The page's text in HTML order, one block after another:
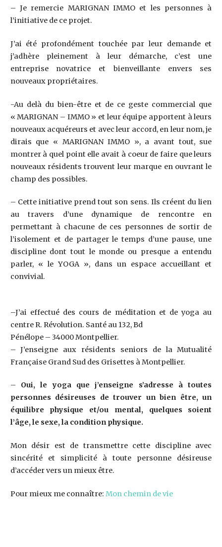
– Je remercie MARIGNAN IMMO et les personnes à
l’initiative de ce projet.
J’ai été profondément touchée par leur demande et
j’adhère pleinement à leur démarche, c’est une
entreprise novatrice et bienveillante envers ses
nouveaux propriétaires.
-Au delà du bien-être et de ce geste commercial que
« MARIGNAN – IMMO » et leur équipe apportent à leurs
nouveaux acquéreurs et avec leur accord, en leur nom, je
dirais que « MARIGNAN IMMO », a avant tout, sue
montrer à quel point elle avait à coeur de faire que leurs
nouveaux résidents trouvent leur marque en ouvrant le
champ des possibles.
– Cette initiative prend tout son sens. Ils créent du lien
au travers d’une dynamique de rencontre en
permettant à chacune de ces personnes de sortir de
l’isolement et de partager le temps d’une pause, une
discipline dont tout le monde ou presque a entendu
parler, « le YOGA », dans un espace accueillant et
convivial.
–J’ai effectué des cours de méditation et de yoga au
centre R. Révolution. Santé au 132, Bd
Pénélope – 34000 Montpellier.
– J’enseigne aux résidents seniors de la Mutualité
Française Grand Sud des Grisettes à Montpellier.
– Oui, le yoga que j’enseigne s’adresse à toutes
personnes désireuses de trouver un bien être, un
équilibre physique et/ou mental, quelques soient
l’âge, le sexe, la condition physique.
Mon désir est de transmettre cette discipline avec
sincérité et simplicité à toute personne désireuse
d’accéder vers un mieux être.
Pour mieux me connaître: Mon chemin de vie